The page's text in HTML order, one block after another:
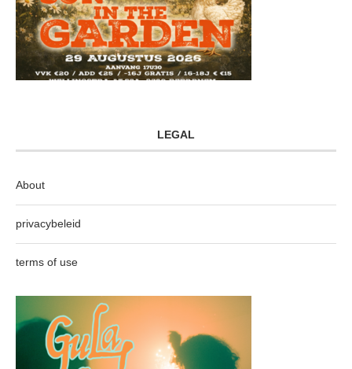
LEGAL
About
privacybeleid
terms of use